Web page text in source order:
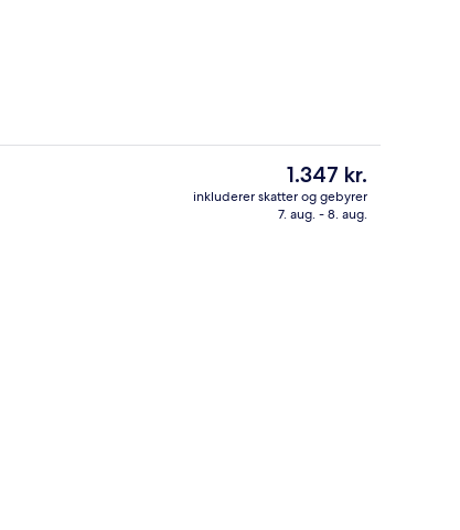
Overnatningsstedets indgangsparti
Den
nuværende
pris
1.347 kr.
inkluderer skatter og gebyrer
7. aug. - 8. aug.